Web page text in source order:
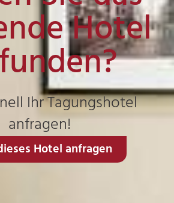
Hotel
Ihr Tagungshotel
anfragen!
Hotel anfragen